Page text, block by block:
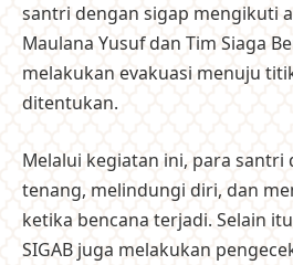
santri dengan sigap mengikuti
Maulana Yusuf dan Tim Siaga
melakukan evakuasi menuju
ditentukan.
Melalui kegiatan ini, para
tenang, melindungi diri, dan
ketika bencana terjadi. Selain
SIGAB juga melakukan